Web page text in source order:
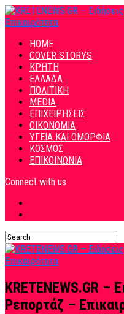
HOME
COVER STORYS
ΚΡΗΤΗ
ΕΛΛΑΔΑ
ΠΟΛΙΤΙΚΗ
MEDIA
ΕΠΙΧΕΙΡΗΣΕΙΣ
ΟΙΚΟΝΟΜΙΑ
ΥΓΕΙΑ ΚΑΙ ΟΜΟΡΦΙΑ
ΚΟΣΜΟΣ
ΕΠΙΚΟΙΝΩΝΙΑ
Connect with us
KRETENEWS.GR –
Ρεπορτάζ –